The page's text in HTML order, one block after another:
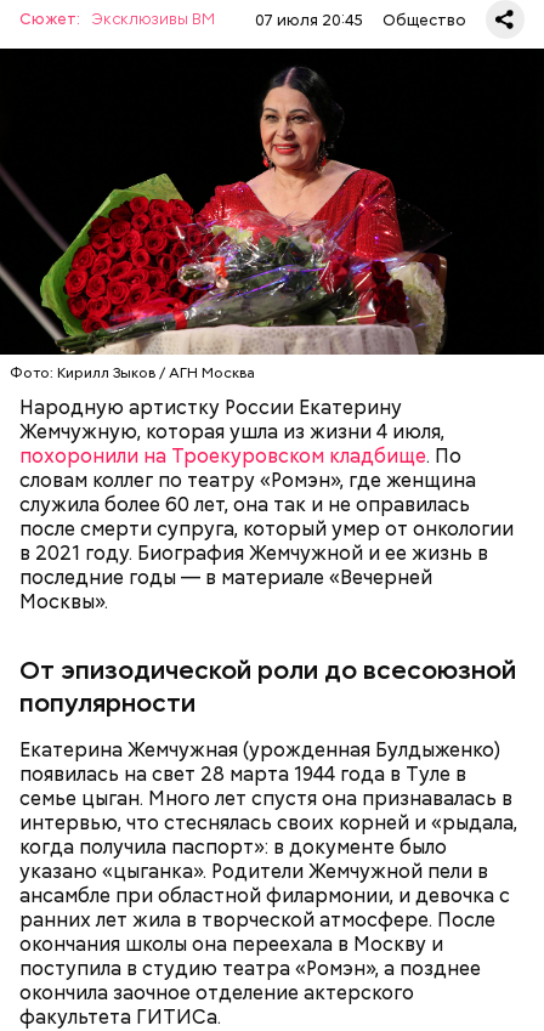
Сюжет: Эксклюзивы ВМ 07 июля 20:45 Общество
Фото: Кирилл Зыков / АГН Москва
Народную артистку России Екатерину
Жемчужную, которая ушла из жизни 4 июля,
похоронили на Троекуровском кладбище. По
словам коллег по театру «Ромэн», где женщина
служила более 60 лет, она так и не оправилась
после смерти супруга, который умер от онкологии
в 2021 году. Биография Жемчужной и ее жизнь в
последние годы — в материале «Вечерней
Москвы».
От эпизодической роли до всесоюзной
популярности
Екатерина Жемчужная (урожденная Булдыженко)
появилась на свет 28 марта 1944 года в Туле в
семье цыган. Много лет спустя она признавалась в
интервью, что стеснялась своих корней и «рыдала,
когда получила паспорт»: в документе было
указано «цыганка». Родители Жемчужной пели в
ансамбле при областной филармонии, и девочка с
ранних лет жила в творческой атмосфере. После
окончания школы она переехала в Москву и
поступила в студию театра «Ромэн», а позднее
окончила заочное отделение актерского
факультета ГИТИСа.